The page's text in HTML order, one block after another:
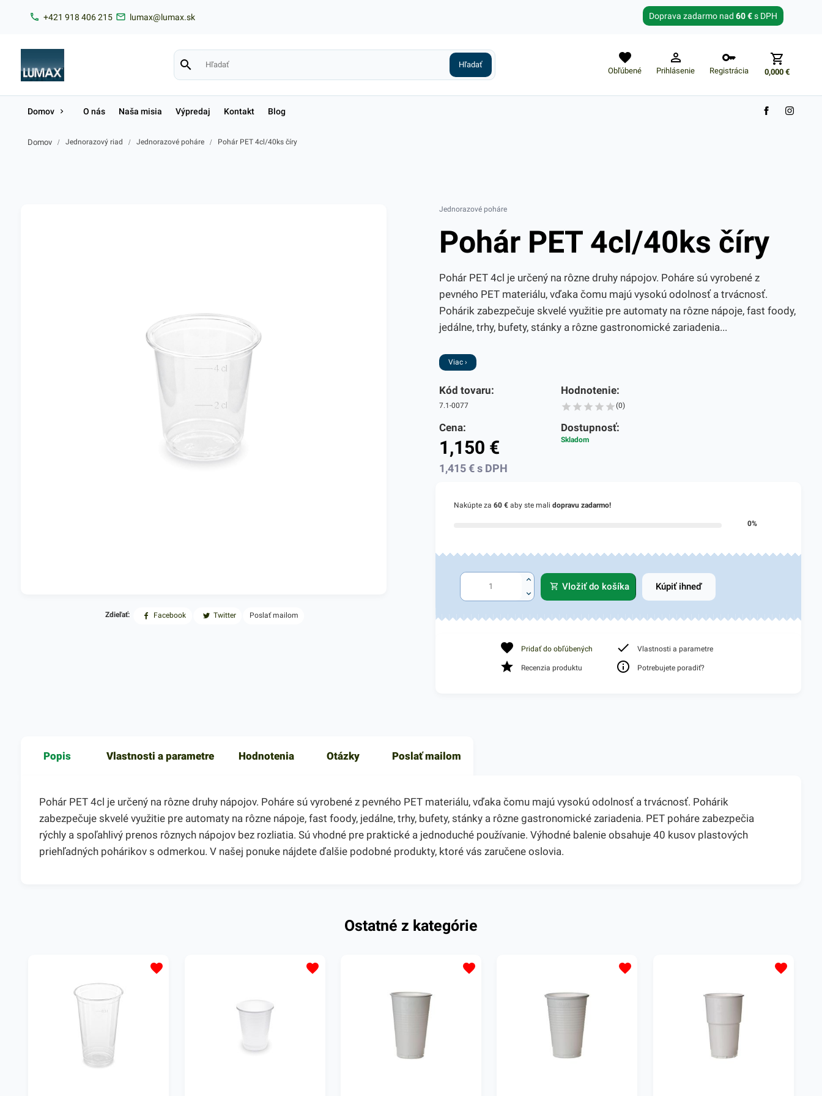
+421 918 406 215 lumax@lumax.sk Doprava zadarmo nad 60 €s DPH
Obľúbené Prihlásenie Registrácia 0,000€
Zabudnuté heslo?
Domov O nás Naša misia Výpredaj Kontakt Blog
Domov / Jednorazový riad / Jednorazové poháre / Pohár PET 4cl/40ks číry
Zdieľať: Facebook Twitter Poslať mailom
Jednorazové poháre
Pohár PET 4cl/40ks číry
Pohár PET 4cl je určený na rôzne druhy nápojov. Poháre sú vyrobené z
pevného PET materiálu, vďaka čomu majú vysokú odolnosť a trvácnosť.
Pohárik zabezpečuje skvelé využitie pre automaty na rôzne nápoje, fast foody,
jedálne, trhy, bufety, stánky a rôzne gastronomické zariadenia...
Viac ›
Kód tovaru:
7.1-0077
Hodnotenie:
(0)
Cena:
1,150 €
1,415€s DPH
Dostupnosť:
Skladom
Nakúpte za 60 €aby ste mali dopravu zadarmo!
0%
Vložiť do košíka Kúpiť ihneď
Pridať do obľúbených Vlastnosti a parametre
Recenzia produktu Potrebujete poradiť?
Popis Vlastnosti a parametre Hodnotenia Otázky Poslať mailom
Pohár PET 4cl je určený na rôzne druhy nápojov. Poháre sú vyrobené z pevného PET materiálu, vďaka čomu majú vysokú odolnosť a trvácnosť. Pohárik
zabezpečuje skvelé využitie pre automaty na rôzne nápoje, fast foody, jedálne, trhy, bufety, stánky a rôzne gastronomické zariadenia. PET poháre zabezpečia
rýchly a spoľahlivý prenos rôznych nápojov bez rozliatia. Sú vhodné pre praktické a jednoduché používanie. Výhodné balenie obsahuje 40 kusov plastových
priehľadných pohárikov s odmerkou. V našej ponuke nájdete ďalšie podobné produkty, ktoré vás zaručene oslovia.
Ostatné z kategórie